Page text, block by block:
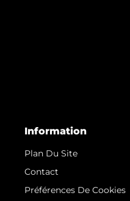
Information
Plan Du Site
Contact
Préférences De Cookies